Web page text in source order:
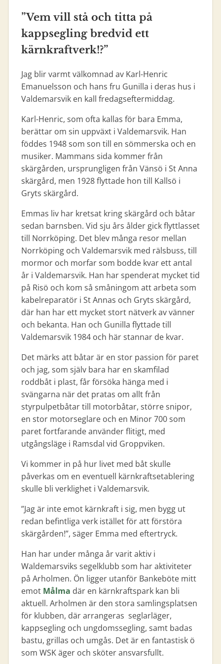
”Vem vill stå och titta på
kappsegling bredvid ett
kärnkraftverk!?”
Jag blir varmt välkomnad av Karl-Henric
Emanuelsson och hans fru Gunilla i deras hus i
Valdemarsvik en kall fredagseftermiddag.
Karl-Henric, som ofta kallas för bara Emma,
berättar om sin uppväxt i Valdemarsvik. Han
föddes 1948 som son till en sömmerska och en
musiker. Mammans sida kommer från
skärgården, ursprungligen från Vänsö i St Anna
skärgård, men 1928 flyttade hon till Kallsö i
Gryts skärgård.
Emmas liv har kretsat kring skärgård och båtar
sedan barnsben. Vid sju års ålder gick flyttlasset
till Norrköping. Det blev många resor mellan
Norrköping och Valdemarsvik med rälsbuss, till
mormor och morfar som bodde kvar ett antal
år i Valdemarsvik. Han har spenderat mycket tid
på Risö och kom så småningom att arbeta som
kabelreparatör i St Annas och Gryts skärgård,
där han har ett mycket stort nätverk av vänner
och bekanta. Han och Gunilla flyttade till
Valdemarsvik 1984 och här stannar de kvar.
Det märks att båtar är en stor passion för paret
och jag, som själv bara har en skamfilad
roddbåt i plast, får försöka hänga med i
svängarna när det pratas om allt från
styrpulpetbåtar till motorbåtar, större snipor,
en stor motorseglare och en Minor 700 som
paret fortfarande använder flitigt, med
utgångsläge i Ramsdal vid Groppviken.
Vi kommer in på hur livet med båt skulle
påverkas om en eventuell kärnkraftsetablering
skulle bli verklighet i Valdemarsvik.
”Jag är inte emot kärnkraft i sig, men bygg ut
redan befintliga verk istället för att förstöra
skärgården!”, säger Emma med eftertryck.
Han har under många år varit aktiv i
Waldemarsviks segelklubb som har aktiviteter
på Arholmen. Ön ligger utanför Bankeböte mitt
emot Målma där en kärnkraftspark kan bli
aktuell. Arholmen är den stora samlingsplatsen
för klubben, där arrangeras seglarläger,
kappsegling och ungdomssegling, samt badas
bastu, grillas och umgås. Det är en fantastisk ö
som WSK äger och sköter ansvarsfullt.